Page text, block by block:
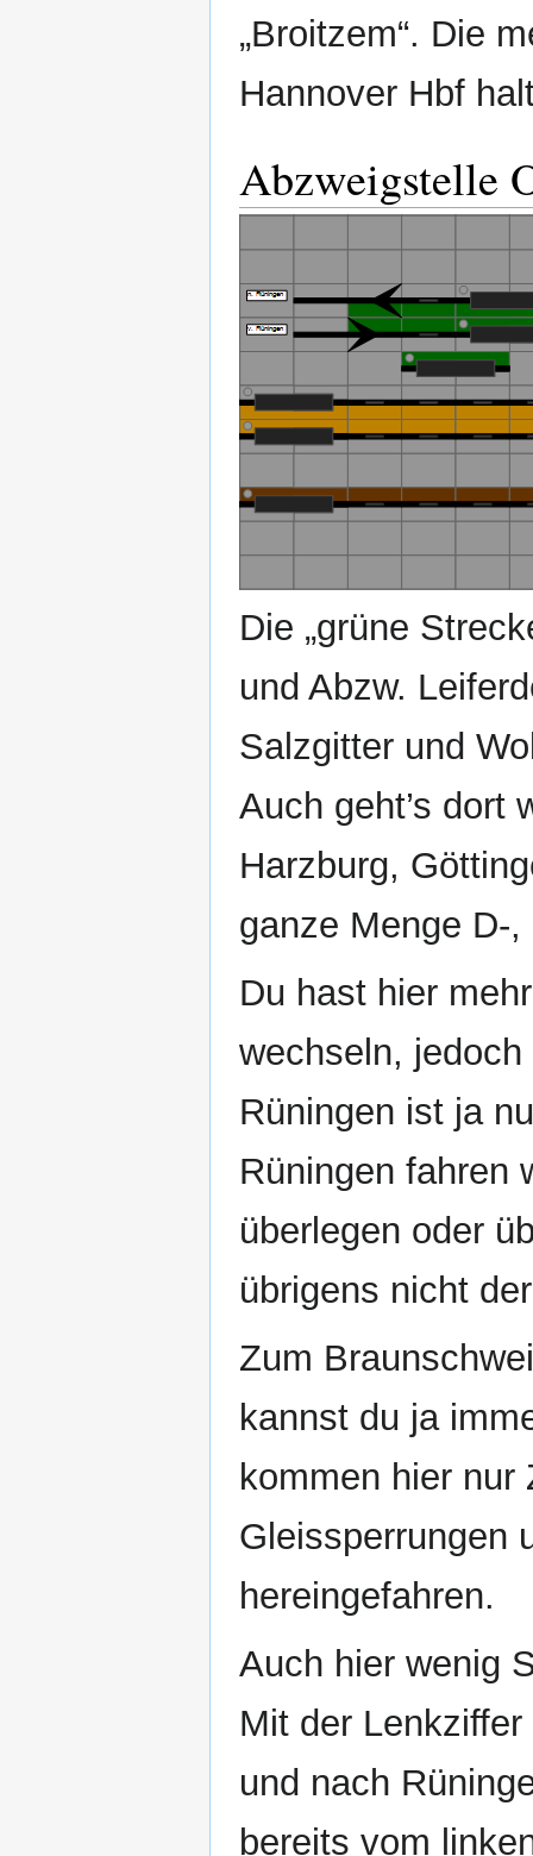
„Broitzem“. Die
Hannover Hbf
Abzweigstelle
Die „grüne
und Abzw.
Salzgitter und
Auch geht’s dort
Harzburg,
ganze Menge
Du hast hier
wechseln,
Rüningen ist ja
Rüningen fahren
überlegen oder
übrigens nicht
Zum
kannst du ja
kommen hier nur
Gleissperrungen
hereingefahren.
Auch hier wenig
Mit der
und nach
bereits vom